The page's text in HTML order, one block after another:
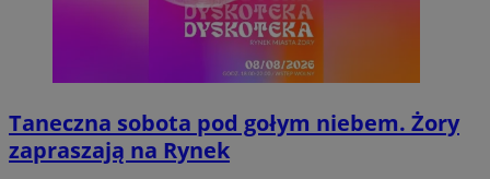
Taneczna sobota pod gołym niebem. Żory
zapraszają na Rynek